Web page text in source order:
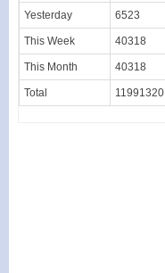
Yesterday 6523
This Week 40318
This Month 40318
Total 11991320